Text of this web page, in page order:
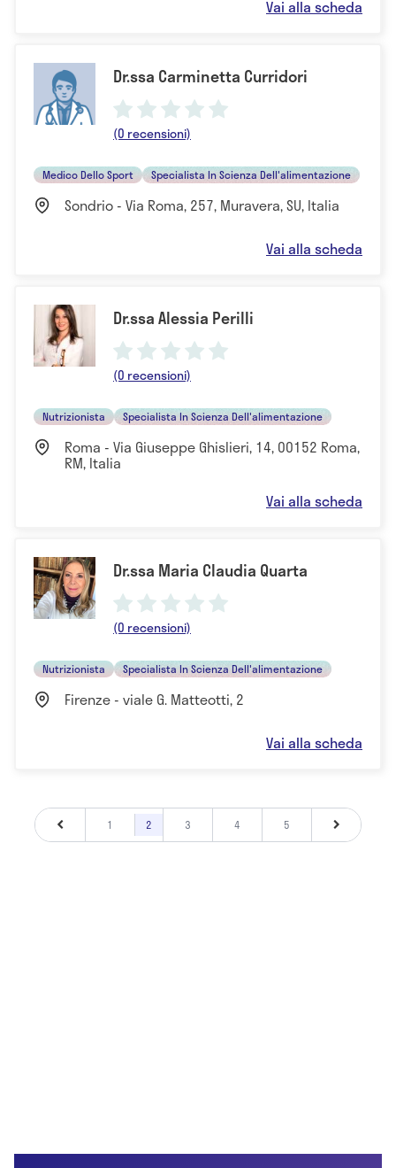
Vai alla scheda
Dr.ssa Carminetta Curridori
(0 recensioni)
Medico Dello Sport Specialista In Scienza Dell'alimentazione
Sondrio - Via Roma, 257, Muravera, SU, Italia
Vai alla scheda
Dr.ssa Alessia Perilli
(0 recensioni)
Nutrizionista Specialista In Scienza Dell'alimentazione
Roma - Via Giuseppe Ghislieri, 14, 00152 Roma,
RM, Italia
Vai alla scheda
Dr.ssa Maria Claudia Quarta
(0 recensioni)
Nutrizionista Specialista In Scienza Dell'alimentazione
Firenze - viale G. Matteotti, 2
Vai alla scheda
1 2 3 4 5